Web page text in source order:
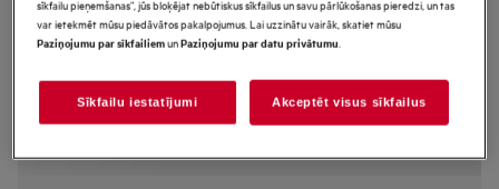
Priekšrocības
Vienmērīga vārīšanās ar indukcijas plīts virsmu 7000 SenseBoil®
Boil sensors nodrošina vienmērīgu vārīšanos
krāsā.
sīkfailu pieņemšanas”, jūs bloķējat nebūtiskus sīkfailus un savu pārlūkošanas pieredzi, un tas
var ietekmēt mūsu piedāvātos pakalpojumus. Lai uzzinātu vairāk, skatiet mūsu
Paziņojumu par sīkfailiemunPaziņojumu par datu privātumu.
Sīkfailu iestatījumi Akceptēt visus sīkfailus